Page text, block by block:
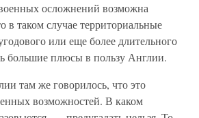
осложнений возможна
в таком случае территориальные
или еще более длительного
большие плюсы в пользу Англии.
там же говорилось, что это
возможностей. В каком